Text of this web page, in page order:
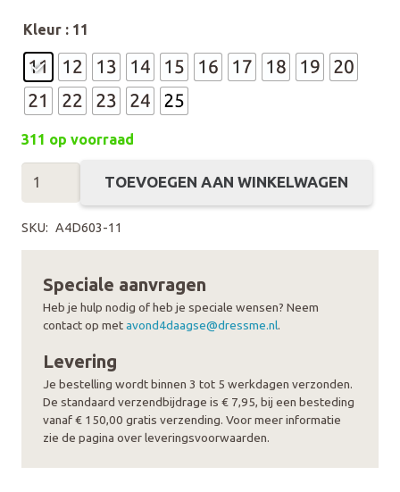
Kleur : 11
311 op voorraad
Avond4daagse
Medaille
of
Speldje
(Oud)
aantal
TOEVOEGEN AAN WINKELWAGEN
SKU: A4D603-11
Speciale aanvragen
Heb je hulp nodig of heb je speciale wensen? Neem
contact op metavond4daagse@dressme.nl.
Levering
Je bestelling wordt binnen 3 tot 5 werkdagen verzonden.
De standaard verzendbijdrage is € 7,95, bij een besteding
vanaf € 150,00 gratis verzending. Voor meer informatie
zie de pagina over leveringsvoorwaarden.